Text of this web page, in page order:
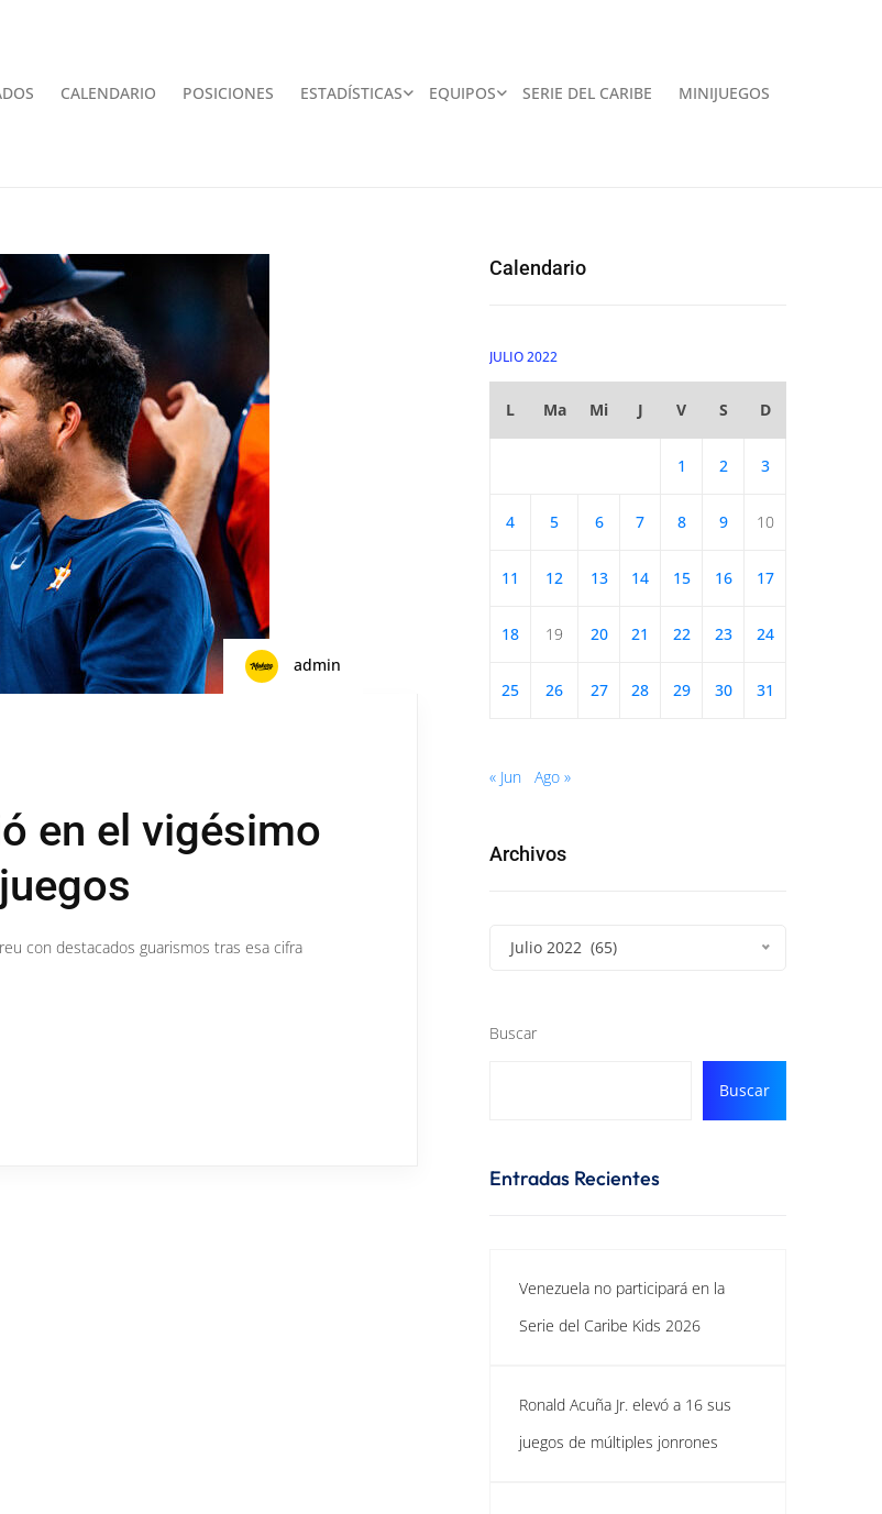
CALENDARIO POSICIONES ESTADÍSTICAS EQUIPOS SERIE DEL CARIBE MINIJUEGOS
admin
en el vigésimo
con destacados guarismos tras esa cifra
Calendario
JULIO 2022
L Ma Mi J V S D
1 2 3
4 5 6 7 8 9 10
11 12 13 14 15 16 17
18 19 20 21 22 23 24
25 26 27 28 29 30 31
« Jun Ago »
Archivos
Julio 2022 (65)
Buscar
Buscar
Entradas Recientes
Venezuela no participará en la
Serie del Caribe Kids 2026
Ronald Acuña Jr. elevó a 16 sus
juegos de múltiples jonrones